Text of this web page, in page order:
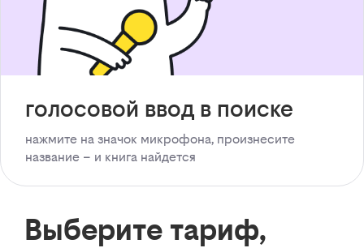
голосовой ввод в поиске
нажмите на значок микрофона, произнесите
название – и книга найдется
Выберите тариф,